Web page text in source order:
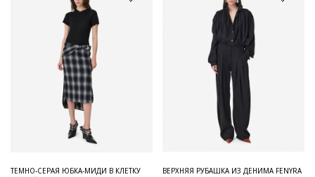
ТЕМНО-СЕРАЯ ЮБКА-МИДИ В КЛЕТКУ
ВЕРХНЯЯ РУБАШКА ИЗ ДЕНИМА FENYRA